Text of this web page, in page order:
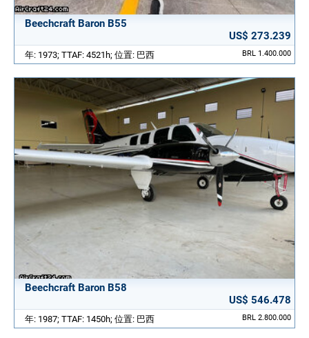
Beechcraft Baron B55
US$ 273.239
BRL 1.400.000
年: 1973; TTAF: 4521h; 位置: 巴西
Beechcraft Baron B58
US$ 546.478
BRL 2.800.000
年: 1987; TTAF: 1450h; 位置: 巴西